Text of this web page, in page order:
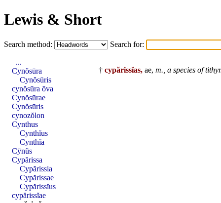
Lewis & Short
Search method: Search for:
† cypărissĭas, ae, m., a species of
...
Cynŏsūra
Cynŏsūris
cynŏsūra ōva
Cynŏsūrae
Cynŏsūris
cynozŏlon
Cynthus
Cynthĭus
Cynthĭa
Cȳnŭs
Cypărissa
Cypărissia
Cypărissae
Cypărissĭus
cypărissĭae